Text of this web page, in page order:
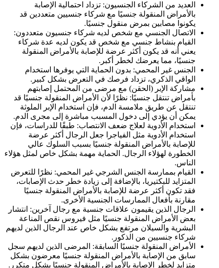
العديد من الشركاء الجنسيون: تزداد احتمالية الإصابة
بالأمراض المنقولة جنسيًا مع شركاء جنسيين متعددين قد
يكونوا مصابين بمرض منقول جنسيًا.
الاتصال الجنسي مع شخص لديه شركاء جنسيون متعددون:
القيام بنشاط جنسي مع شخص قد يكون لديه عدة شركاء
يعني أنه قد يكون أكثر عرضة للإصابة بالأمراض المنقولة
جنسيًا، مما يعرضك لخطر أكبر.
الجنس غير المحمي: بدون الحماية التي يوفرها استخدام
الواقي الذكري، تزداد فرصك في التعرض بشكل كبير.
مشاركة الإبر (الحقن) مع مرضى من المحتمل إصابتهم
بأمراض تنتقل جنسيًا: نظرًا لأن الأمراض المنقولة جنسيًا قد
تنتقل عن طريق ملامسة الدم، فإن استخدام الإبر الملوثة
يمكن أن يؤدي إلى دخول المسبب مباشرة إلى مجرى الدم.
استخدام الأدوية لعلاج ضعف الانتصاب: طبقًا للدراسات، فإن
استخدام الأدوية مثل الفياجرا جعل الرجال أكثر عرضة
للإصابة بالأمراض المنقولة جنسيًا بسبب السلوك عالي
الخطورة لهؤلاء الرجال. الحماية مهمة بشكل خاص لمثل هؤلاء
الناس.
القيام بممارسة الجنس الشرجي غير المحمي: نظرًا للتعرض
المتزايد للبكتيريا، بالإضافة إلى زيادة خطر حدث الإصابات،
فقد تكون أكثر عرضة للإصابة بالأمراض المنقولة جنسيًا
مقارنة بأفعال الممارسات الجنسية الأخرى.
الرجال الذين يقيمون علاقات جنسية مع رجال آخرين: انتشار
بعض الأمراض المنقولة جنسيًا مثل فيروس نقص المناعة
البشرية والسيلان مرتفع بشكل خاص عند الرجال الذين لديهم
شركاء جنسيين من الذكور.
الأمراض المنقولة جنسيًا السابقة: المرضى الذين لديهم سجل
سابق من الإصابة بالأمراض المنقولة جنسيًا معرضون بشكل
متزايد لخطر الإصابة بالأمراض المنقولة جنسيًا بشكل متكرر.